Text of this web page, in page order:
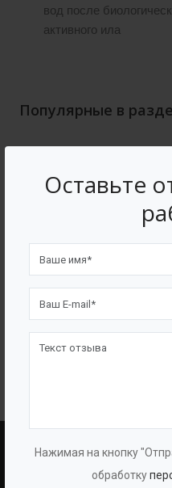
Оставьте
Нажимая на кнопку
обработку
вод после
активного ила
Популярные в
BAZMAN